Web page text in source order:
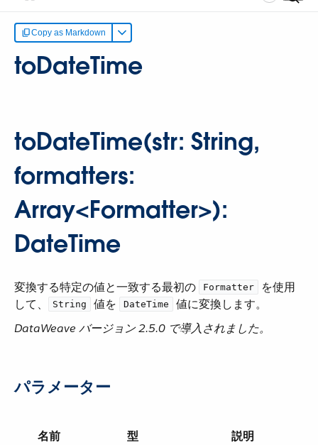
Copy as Markdown
toDateTime
toDateTime(str: String,
formatters:
Array<Formatter>):
DateTime
変換する特定の値と一致する最初の ​ Formatter
​ を使用
して、​
String ​ 値を ​ DateTime
​ 値に変換します。
DataWeave バージョン 2.5.0 で導入されました。
パラメーター
名前 型 説明